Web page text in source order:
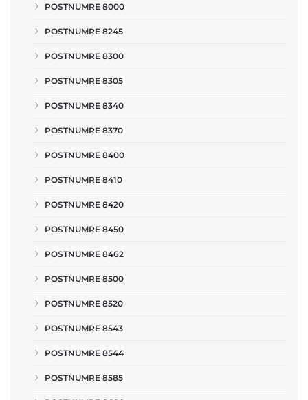
POSTNUMRE 8000
POSTNUMRE 8245
POSTNUMRE 8300
POSTNUMRE 8305
POSTNUMRE 8340
POSTNUMRE 8370
POSTNUMRE 8400
POSTNUMRE 8410
POSTNUMRE 8420
POSTNUMRE 8450
POSTNUMRE 8462
POSTNUMRE 8500
POSTNUMRE 8520
POSTNUMRE 8543
POSTNUMRE 8544
POSTNUMRE 8585